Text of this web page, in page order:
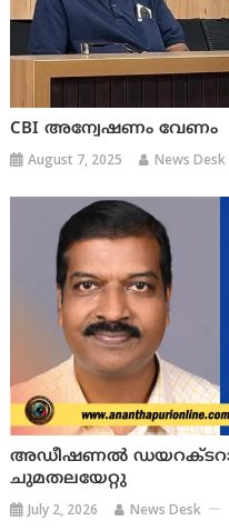
CBI അന്വേഷണം വേണം
August 7, 2025 News Desk
അഡീഷണൽ
ചുമതലയേറ്റു
July 2, 2026 News Desk